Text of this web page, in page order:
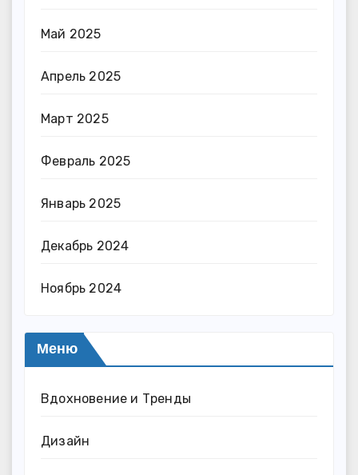
Май 2025
Апрель 2025
Март 2025
Февраль 2025
Январь 2025
Декабрь 2024
Ноябрь 2024
Меню
Вдохновение и Тренды
Дизайн